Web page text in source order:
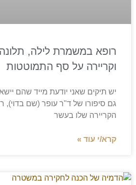
רופא במשמרת לילה,
וקריירה על סף התמוטטות
יש תיקים שאני יודעת מייד שהם
גם סיפורו של ד"ר עופר (שם בדוי),
הקריירה שלו בעשר
קרא/י עוד »